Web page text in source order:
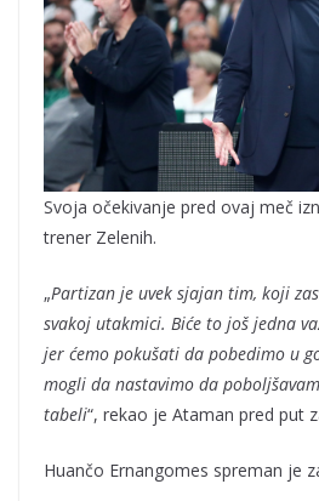
Svoja očekivanje pred ovaj meč
trener Zelenih.
„Partizan je uvek sjajan tim, koji
svakoj utakmici. Biće to još jedna
jer ćemo pokušati da pobedimo u
mogli da nastavimo da
tabeli“, rekao je Ataman pred put
Huančo Ernangomes spreman je